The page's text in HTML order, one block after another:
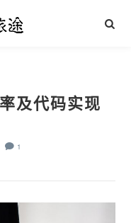
及代码实现
1